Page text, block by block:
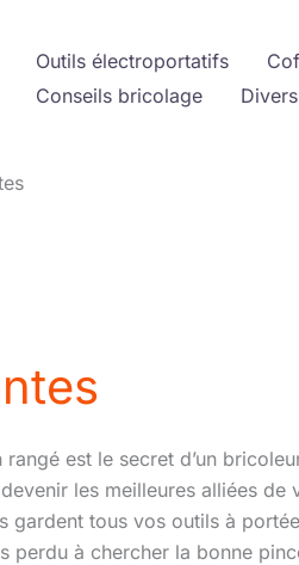
Outils électroportatifs
Conseils bricolage
rangé est le secret d’un
les meilleures alliées
gardent tous vos outils à
perdu à chercher la bonne